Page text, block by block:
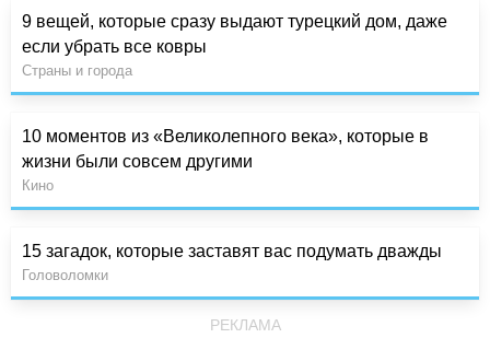
9 вещей, которые сразу выдают турецкий дом, даже
если убрать все ковры
Страны и города
10 моментов из «Великолепного века», которые в
жизни были совсем другими
Кино
15 загадок, которые заставят вас подумать дважды
Головоломки
РЕКЛАМА